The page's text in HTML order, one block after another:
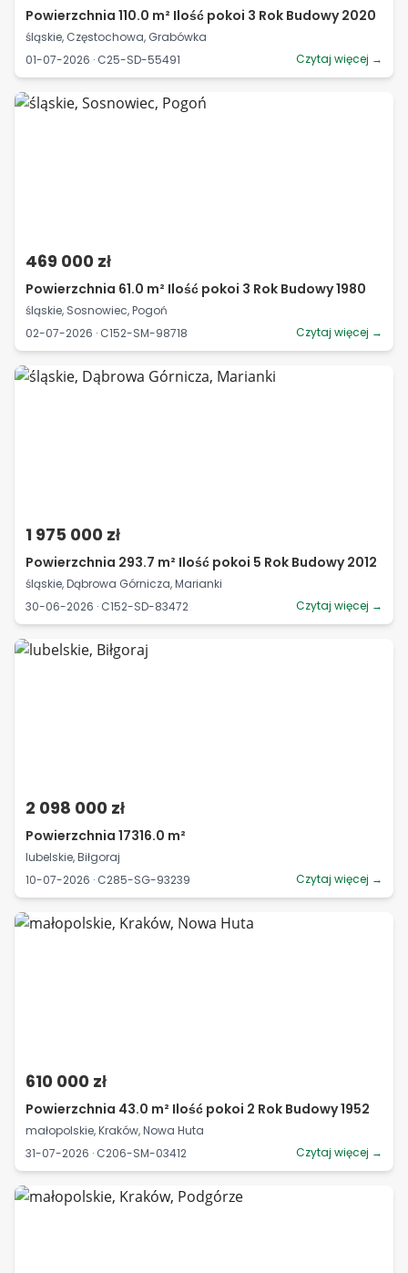
Powierzchnia 110.0 m² Ilość pokoi 3 Rok Budowy 2020
śląskie, Częstochowa, Grabówka
01-07-2026 · C25-SD-55491
Czytaj więcej →
469 000 zł
Powierzchnia 61.0 m² Ilość pokoi 3 Rok Budowy 1980
śląskie, Sosnowiec, Pogoń
02-07-2026 · C152-SM-98718
Czytaj więcej →
1 975 000 zł
Powierzchnia 293.7 m² Ilość pokoi 5 Rok Budowy 2012
śląskie, Dąbrowa Górnicza, Marianki
30-06-2026 · C152-SD-83472
Czytaj więcej →
2 098 000 zł
Powierzchnia 17316.0 m²
lubelskie, Biłgoraj
10-07-2026 · C285-SG-93239
Czytaj więcej →
610 000 zł
Powierzchnia 43.0 m² Ilość pokoi 2 Rok Budowy 1952
małopolskie, Kraków, Nowa Huta
31-07-2026 · C206-SM-03412
Czytaj więcej →